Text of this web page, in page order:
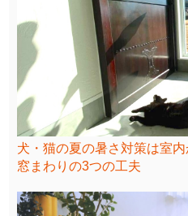
犬・猫の夏の暑さ対策は室
窓まわりの3つの工夫